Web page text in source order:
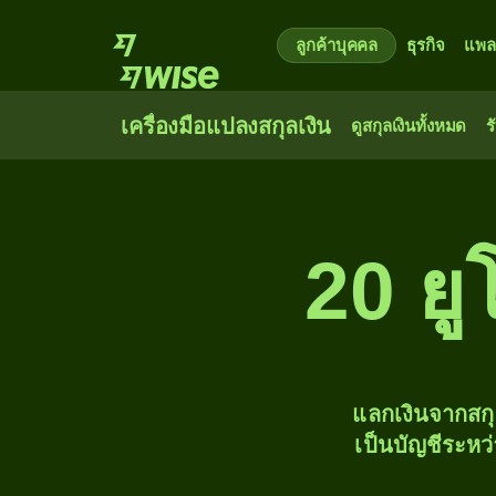
ลูกค้าบุคคล ธุรกิจ แพ
เครื่องมือแปลงสกุลเงิน ดูสกุลเงินทั้งหมด
20 ยู
แลกเงินจากส
เป็นบัญชีระหว่